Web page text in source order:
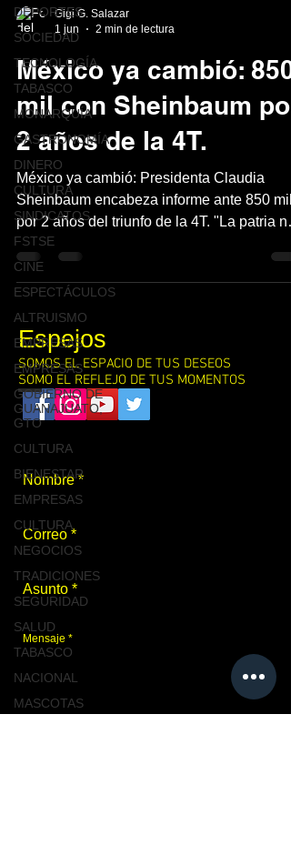
DEPORTES
SOCIEDAD
TECNOLOGÍA
TABASCO
MONARQUÍA
GASTRONOMÍA
DINERO
CULTURA
SINDICATOS
FSTSE
CINE
ESPECTÁCULOS
ALTRUISMO
EMPRESAS
EMPRESAS
GOBIERNO DE
GUANAJUATO,
GTO
CULTURA
BIENESTAR
EMPRESAS
CULTURA
NEGOCIOS
TRADICIONES
SEGURIDAD
SALUD
TABASCO
NACIONAL
MASCOTAS
Gigi G. Salazar
1 jun
2 min de lectura
México ya cambió: 850
mil con Sheinbaum por
2 años de la 4T.
México ya cambió: Presidenta Claudia
Sheinbaum encabeza informe ante 850 mil
por 2 años del triunfo de la 4T. "La patria no
se vende, se defiende". Cobertura
Espejos
SOMOS EL ESPACIO DE TUS DESEOS
SOMO EL REFLEJO DE TUS MOMENTOS
Contacto